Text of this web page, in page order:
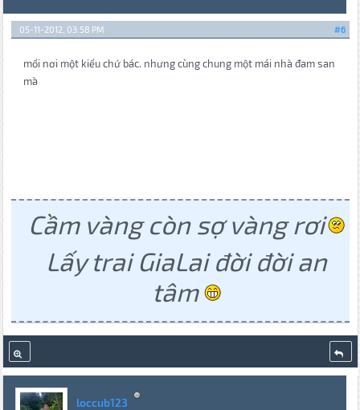
#6
05-11-2012, 03:58 PM
mổi nơi một kiểu chứ bác. nhưng cùng chung một mái nhà đam san
mà
Cầm vàng còn sợ vàng rơi
Lấy trai GiaLai đời đời an
tâm
loccub123